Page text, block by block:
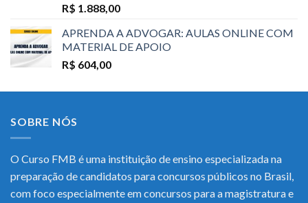
R$ 1.888,00
APRENDA A ADVOGAR: AULAS ONLINE COM
MATERIAL DE APOIO
R$ 604,00
SOBRE NÓS
O Curso FMB é uma instituição de ensino especializada na
preparação de candidatos para concursos públicos no Brasil,
com foco especialmente em concursos para a magistratura e